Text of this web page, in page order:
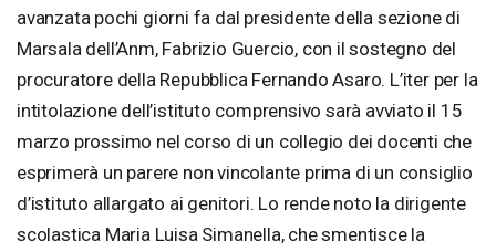
avanzata pochi giorni fa dal presidente della sezione di
Marsala dell’Anm, Fabrizio Guercio, con il sostegno del
procuratore della Repubblica Fernando Asaro. L’iter per la
intitolazione dell’istituto comprensivo sarà avviato il 15
marzo prossimo nel corso di un collegio dei docenti che
esprimerà un parere non vincolante prima di un consiglio
d’istituto allargato ai genitori. Lo rende noto la dirigente
scolastica Maria Luisa Simanella, che smentisce la